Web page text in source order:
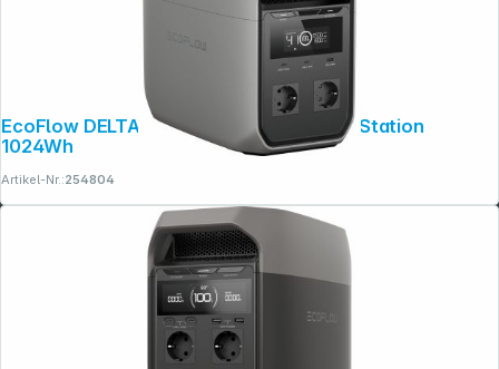
EcoFlow DELTA 3 Classic Lithium Power Station
1024Wh
Artikel-Nr.:254804